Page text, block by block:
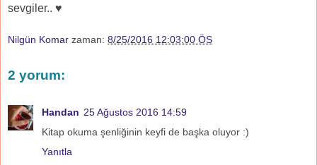
sevgiler.. ♥
Nilgün Komar zaman: 8/25/2016 12:03:00 ÖS
2 yorum:
Handan 25 Ağustos 2016 14:59
Kitap okuma şenliğinin keyfi de başka oluyor :)
Yanıtla